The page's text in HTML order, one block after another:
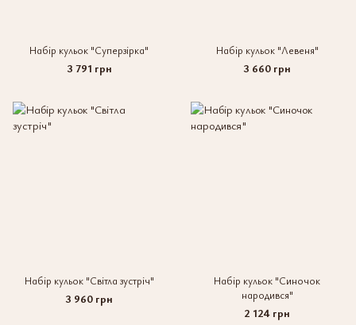
Набір кульок "Суперзірка"
3 791 грн
Набір кульок "Левеня"
3 660 грн
Набір кульок "Світла зустріч"
3 960 грн
Набір кульок "Синочок
народився"
2 124 грн